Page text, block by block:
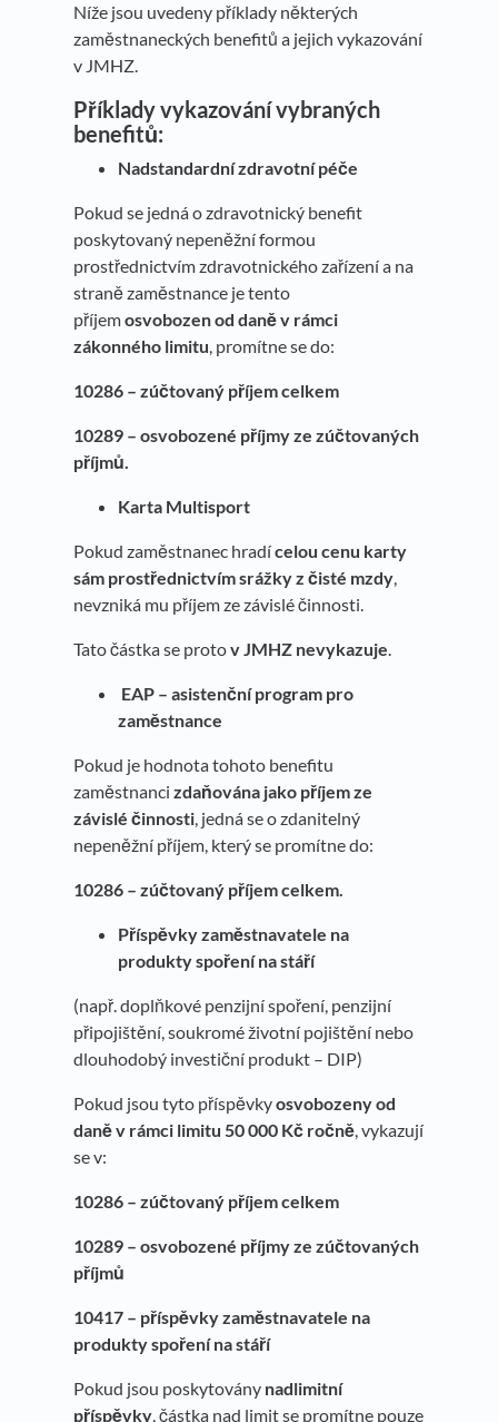
Níže jsou uvedeny příklady některých
zaměstnaneckých benefitů a jejich vykazování
v JMHZ.
Příklady vykazování vybraných
benefitů:
Nadstandardní zdravotní péče
Pokud se jedná o zdravotnický benefit
poskytovaný nepeněžní formou
prostřednictvím zdravotnického zařízení a na
straně zaměstnance je tento
příjemosvobozen od daně v rámci
zákonného limitu, promítne se do:
10286 – zúčtovaný příjem celkem
10289 – osvobozené příjmy ze zúčtovaných
příjmů.
Karta Multisport
Pokud zaměstnanec hradícelou cenu karty
sám prostřednictvím srážky z čisté mzdy,
nevzniká mu příjem ze závislé činnosti.
Tato částka se protov JMHZ nevykazuje.
EAP – asistenční program pro
zaměstnance
Pokud je hodnota tohoto benefitu
zaměstnanci zdaňována jako příjem ze
závislé činnosti, jedná se o zdanitelný
nepeněžní příjem, který se promítne do:
10286 – zúčtovaný příjem celkem.
Příspěvky zaměstnavatele na
produkty spoření na stáří
(např. doplňkové penzijní spoření, penzijní
připojištění, soukromé životní pojištění nebo
dlouhodobý investiční produkt – DIP)
Pokud jsou tyto příspěvkyosvobozeny od
daně v rámci limitu 50 000 Kč ročně, vykazují
se v:
10286 – zúčtovaný příjem celkem
10289 – osvobozené příjmy ze zúčtovaných
příjmů
10417 – příspěvky zaměstnavatele na
produkty spoření na stáří
Pokud jsou poskytovány nadlimitní
příspěvky, částka nad limit se promítne pouze